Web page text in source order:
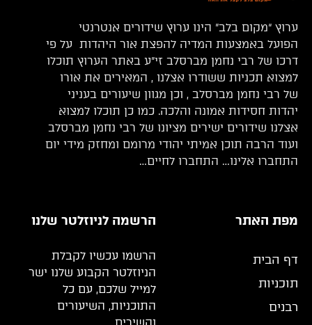
ערוץ “מקום בלב” הינו ערוץ שידורים אנטרנטי
הפועל באמצעות המדיה להפצת אור היהדות על פי
דרכו של רבי נחמן מברסלב זי”ע באתר הערוץ תוכלו
למצוא תכניות ששודרו אצלנו , המאירים את אורו
של רבי נחמן מברסלב , וכן מגוון שיעורים בעניני
יהדות חסידות אמונה והלכה. כמו כן תוכלו למצוא
אצלנו שידורים ישירים מציונו של רבי נחמן מברסלב
ועוד הרבה תוכן אמיתי יהודי מרומם ומחזק מידי יום
התחברו אלינו… התחברו לחיים…
מפת האתר
דף הבית
תוכניות
רבנים
הרשמה לניוזלטר שלנו
הרשמו עכשיו לקבלת
הניוזלטר הקבוע שלנו ישר
למייל שלכם, עם כל
התוכניות, השיעורים